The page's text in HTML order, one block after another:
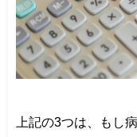
上記の3つは、もし